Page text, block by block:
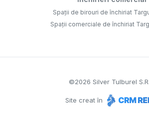
Spații de birouri de închiriat
Spații comerciale de închiriat
©2026 Silver Tulburel
Site creat în